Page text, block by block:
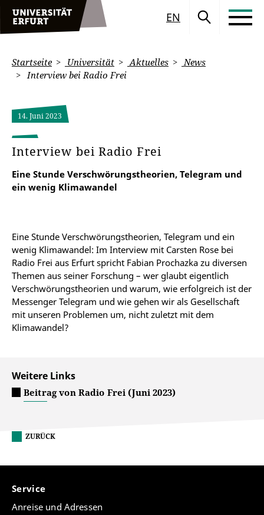
EN
Startseite Universität Aktuelles
News
Interview bei Radio Frei
14. Juni 2023
Interview bei Radio Frei
Eine Stunde Verschwörungstheorien, Telegram und
ein wenig Klimawandel
Eine Stunde Verschwörungstheorien, Telegram und ein
wenig Klimawandel: Im Interview mit Carsten Rose bei
Radio Frei aus Erfurt spricht Fabian Prochazka zu diversen
Themen aus seiner Forschung – wer glaubt eigentlich
Verschwörungstheorien und warum, wie erfolgreich ist der
Messenger Telegram und wie gehen wir als Gesellschaft
mit unseren Problemen um, nicht zuletzt mit dem
Klimawandel?
Weitere Links
Beitrag von Radio Frei (Juni 2023)
ZURÜCK
Service
Anreise und Adressen